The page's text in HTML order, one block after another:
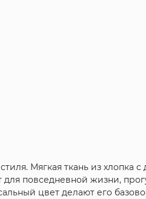
Мягкая ткань из хлопка
повседневной жизни,
цвет делают его